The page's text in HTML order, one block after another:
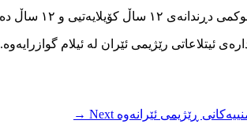
ئەم کارەی ئەنجامداوە.
ئیتلاعاتی رێژیمی ئێران لە ئیلام گوازرایەوە.
ڕێژیمی ئێرانەوە Next →